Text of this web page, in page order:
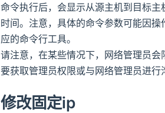
命令执行后，会显示从源主机到目标
时间。注意，具体的命令参数可能因
应的命令行工具。
请注意，在某些情况下，网络管理员会
要获取管理员权限或与网络管理员进行
修改固定ip